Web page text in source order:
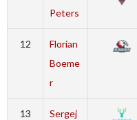
Peters
12
Florian
Boeme
r
13
Sergej